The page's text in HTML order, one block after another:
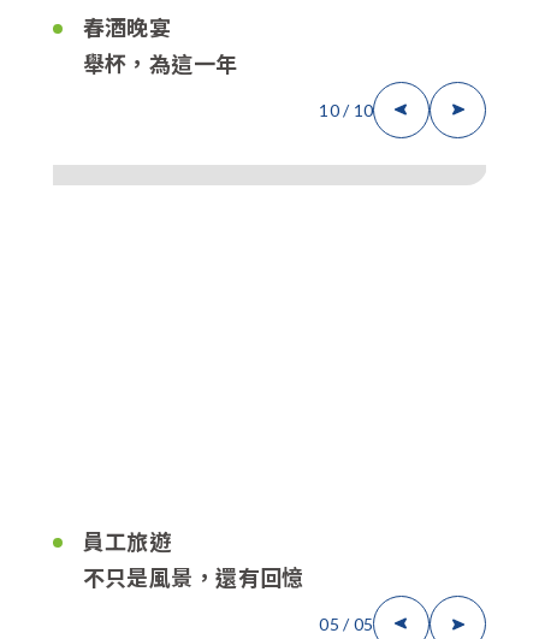
春酒晚宴
舉杯，為這一年
10/ 10
員工旅遊
不只是風景，還有回憶
05 / 05